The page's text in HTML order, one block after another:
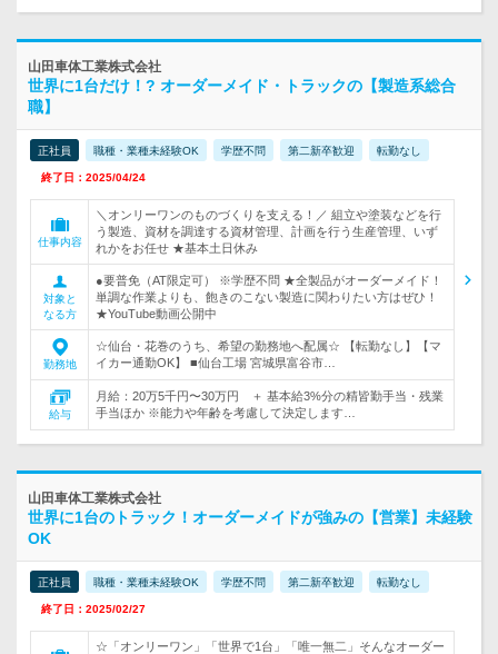
山田車体工業株式会社
世界に1台だけ！? オーダーメイド・トラックの【製造系総合
職】
正社員 職種・業種未経験OK 学歴不問 第二新卒歓迎 転勤なし
終了日：2025/04/24
仕事内容
＼オンリーワンのものづくりを支える！／ 組立や塗装などを行
う製造、資材を調達する資材管理、計画を行う生産管理、いず
れかをお任せ ★基本土日休み
対象と
なる方
●要普免（AT限定可） ※学歴不問 ★全製品がオーダーメイド！
単調な作業よりも、飽きのこない製造に関わりたい方はぜひ！
★YouTube動画公開中
勤務地
☆仙台・花巻のうち、希望の勤務地へ配属☆ 【転勤なし】【マ
イカー通勤OK】 ■仙台工場 宮城県富谷市…
給与
月給：20万5千円〜30万円 ＋ 基本給3%分の精皆勤手当・残業
手当ほか ※能力や年齢を考慮して決定します…
山田車体工業株式会社
世界に1台のトラック！オーダーメイドが強みの【営業】未経験
OK
正社員 職種・業種未経験OK 学歴不問 第二新卒歓迎 転勤なし
終了日：2025/02/27
☆「オンリーワン」「世界で1台」「唯一無二」そんなオーダー